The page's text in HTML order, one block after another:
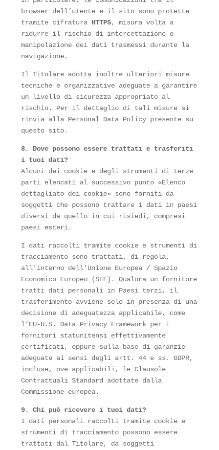
browser dell’utente e il sito sono protette
tramite cifratura HTTPS, misura volta a
ridurre il rischio di intercettazione o
manipolazione dei dati trasmessi durante la
navigazione.
Il Titolare adotta inoltre ulteriori misure
tecniche e organizzative adeguate a garantire
un livello di sicurezza appropriato al
rischio. Per il dettaglio di tali misure si
rinvia alla Personal Data Policy presente su
questo sito.
8. Dove possono essere trattati e trasferiti
i tuoi dati?
Alcuni dei cookie e degli strumenti di terze
parti elencati al successivo punto «Elenco
dettagliato dei cookie» sono forniti da
soggetti che possono trattare i dati in paesi
diversi da quello in cui risiedi, compresi
paesi esteri.
I dati raccolti tramite cookie e strumenti di
tracciamento sono trattati, di regola,
all'interno dell'Unione Europea / Spazio
Economico Europeo (SEE). Qualora un fornitore
tratti dati personali in Paesi terzi, il
trasferimento avviene solo in presenza di una
decisione di adeguatezza applicabile, come
l’EU-U.S. Data Privacy Framework per i
fornitori statunitensi effettivamente
certificati, oppure sulla base di garanzie
adeguate ai sensi degli artt. 44 e ss. GDPR,
incluse, ove applicabili, le Clausole
Contrattuali Standard adottate dalla
Commissione europea.
9. Chi può ricevere i tuoi dati?
I dati personali raccolti tramite cookie e
strumenti di tracciamento possono essere
trattati dal Titolare, da soggetti